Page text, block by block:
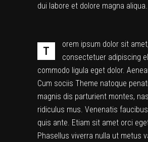
dui labore et dolore magna aliqua.
T
orem ipsum dolor sit amet,
consectetuer adipiscing
commodo ligula eget dolor.
Cum sociis Theme natoque
magnis dis parturient montes,
ridiculus mus. Venenatis
quis ante. Etiam sit amet orci
Phasellus viverra nulla ut metus